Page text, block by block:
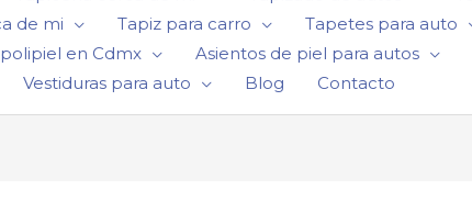
de mi
Tapiz para carro Tapetes para auto
en Cdmx
Asientos de piel para autos
Vestiduras para auto Blog Contacto